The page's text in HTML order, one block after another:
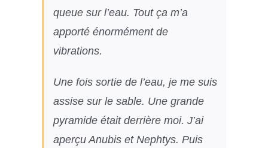
queue sur l’eau. Tout ça m’a
apporté énormément de
vibrations.
Une fois sortie de l’eau, je me suis
assise sur le sable. Une grande
pyramide était derrière moi. J’ai
aperçu Anubis et Nephtys. Puis